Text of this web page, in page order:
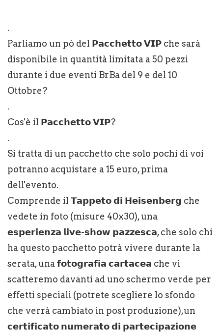
.
Parliamo un pò del 𝗣𝗮𝗰𝗰𝗵𝗲𝘁𝘁𝗼 𝗩𝗜𝗣 che sarà
disponibile in quantità limitata a 50 pezzi
durante i due eventi BrBa del 9 e del 10
Ottobre?
.
Cos'è il 𝗣𝗮𝗰𝗰𝗵𝗲𝘁𝘁𝗼 𝗩𝗜𝗣?
.
Si tratta di un pacchetto che solo pochi di voi
potranno acquistare a 15 euro, prima
dell'evento.
Comprende il 𝗧𝗮𝗽𝗽𝗲𝘁𝗼 𝗱𝗶 𝗛𝗲𝗶𝘀𝗲𝗻𝗯𝗲𝗿𝗴 che
vedete in foto (misure 40x30), una
𝗲𝘀𝗽𝗲𝗿𝗶𝗲𝗻𝘇𝗮 𝗹𝗶𝘃𝗲-𝘀𝗵𝗼𝘄 𝗽𝗮𝘇𝘇𝗲𝘀𝗰𝗮, che solo chi
ha questo pacchetto potrà vivere durante la
serata, una 𝗳𝗼𝘁𝗼𝗴𝗿𝗮𝗳𝗶𝗮 𝗰𝗮𝗿𝘁𝗮𝗰𝗲𝗮 che vi
scatteremo davanti ad uno schermo verde per
effetti speciali (potrete scegliere lo sfondo
che verrà cambiato in post produzione),un
𝗰𝗲𝗿𝘁𝗶𝗳𝗶𝗰𝗮𝘁𝗼 𝗻𝘂𝗺𝗲𝗿𝗮𝘁𝗼 𝗱𝗶 𝗽𝗮𝗿𝘁𝗲𝗰𝗶𝗽𝗮𝘇𝗶𝗼𝗻𝗲